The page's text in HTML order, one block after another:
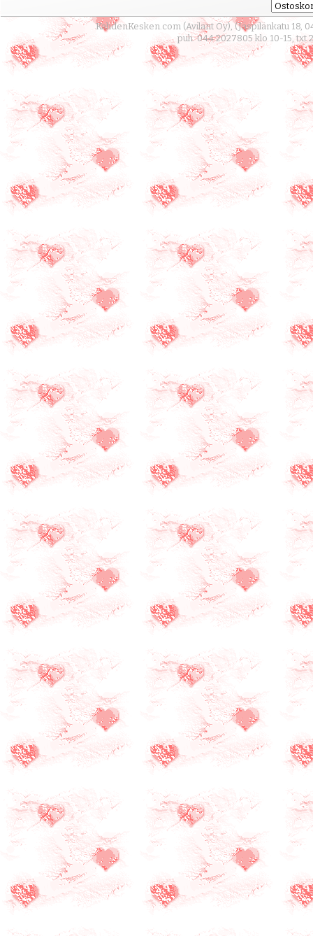
KahdenKesken.com (Avilant Oy), (Jäspilänkatu 18,
puh. 044 2027805 klo 10-15,